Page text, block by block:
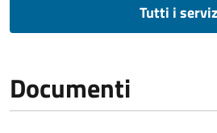
Tutti i
Documenti